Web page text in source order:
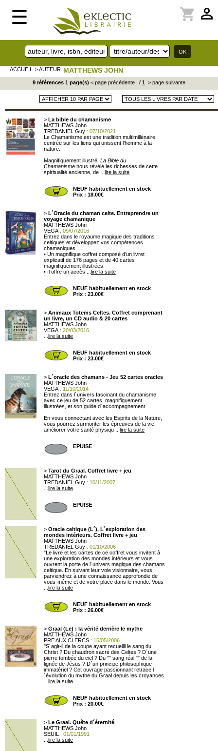
☰ perm_identity
shopping_cart
ACCUEIL > AUTEUR MATTHEWS JOHN
9 références 1 page(s) < page précédente / 1 > page suivante
> La bible du chamanisme
MATTHEWS John
TREDANIEL Guy : 07/10/2021
Le Chamanisme est une tradition multimillénaire
centrée sur les liens qui unissent l’homme à la
nature.
Magnifiquement illustré, La Bible du
Chamanisme nous révèle les richesses de cette
spiritualité ancienne, de ... lire la suite
NEUF habituellement en stock
Prix : 18.00€
> L´Oracle du chaman celte. Entreprendre un
voyage chamanique
MATTHEWS John
VEGA : 09/07/2016
Entrez dans le royaume magique des traditions
celtiques et développez vos compétences
chamaniques.
• Un magnifique coffret composé d’un livret
explicatif de 176 pages et de 40 cartes
magnifiquement illustrées.
• Il offre un accès ... lire la suite
NEUF habituellement en stock
Prix : 23.00€
> Animaux Totems Celtes. Coffret comprenant
un livre, un CD audio & 20 cartes
MATTHEWS John
VEGA : 20/03/2016
lire la suite
NEUF habituellement en stock
Prix : 23.00€
> L´oracle des chamans - Jeu 52 cartes oracles
MATTHEWS John
VEGA : 11/10/2014
Entrez dans l´univers fascinant du chamanisme
avec ce jeu de 52 cartes, magnifiquement
illustrées, et son guide d´accompagnement.
En vous connectant avec les Esprits de la Nature,
vous pourrez surmonter les épreuves de la vie,
améliorer votre santé physiqu ... lire la suite
EPUISE
> Tarot du Graal. Coffret livre + jeu
MATTHEWS John
TREDANIEL Guy : 10/11/2007
lire la suite
EPUISE
> Oracle celtique (L´). L´exploration des
mondes intérieurs. Coffret livre + jeu
MATTHEWS John
TREDANIEL Guy : 01/10/2006
"Le livre et les cartes de ce coffret vous invitent à
une exploration des mondes intérieurs et vous
ouvrent la porte de l´univers magique des chamans
celtique. En suivant leur voie visionnaire, vous
parviendrez à une connaissance approfondie de
vous-même et de votre place dans le monde. Vous
lire la suite
NEUF habituellement en stock
Prix : 26.00€
> Graal (Le) : la vérité derrière le mythe
MATTHEWS John
PRE AUX CLERCS : 15/05/2006
"S´agit-il de la coupe ayant recueilli le sang du
Christ ? Du chaudron sacré des Celtes ? D´une
pierre tombée du ciel ? Du "" sang réal "" de la
lignée de Jésus ? D´un principe philosophique
immatériel ? Cet ouvrage passionnant retrace l
´évolution du mythe du Graal depuis les croyances
lire la suite
NEUF habituellement en stock
Prix : 20.00€
> Le Graal. Quête d´éternité
MATTHEWS John
SEUIL
: 01/01/1991
lire la suite